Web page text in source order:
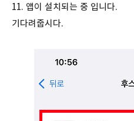
11. 앱이 설치되는 중 입니다.
기다려줍시다.